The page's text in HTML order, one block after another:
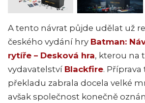
A tento návrat půjde udělat už
českého vydání hry Batman:
rytíře – Desková hra, kterou na
vydavatelství Blackfire.
překladu zabrala docela velké
avšak společnost konečně